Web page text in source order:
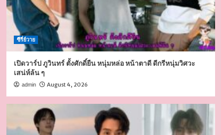
ซีรี่ย์วาย
เปิดวาร์ป ภูวินทร์ ตั้งศักดิ์ยืน หนุ่มหล่อ หน้าตาดี ดีกรีหนุ่มวิศวะ
เสน่ห์ล้น ๆ
admin August 4, 2026